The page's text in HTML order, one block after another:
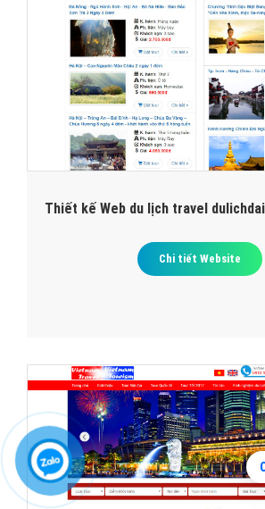
Thiết kế Web du lịch travel
Chi tiết Website